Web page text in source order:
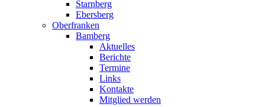
Starnberg
Ebersberg
Oberfranken
Bamberg
Aktuelles
Berichte
Termine
Links
Kontakte
Mitglied werden